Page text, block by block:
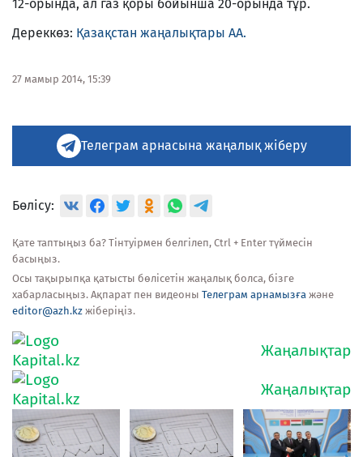
12-орында, ал газ қоры бойынша 20-орында тұр.
Дереккөз: Қазақстан жаңалықтары АА.
27 мамыр 2014, 15:39
Телеграм арнасына жаңалық жіберу
Бөлісу:
Қате таптыңыз ба? Тінтуірмен белгілеп, Ctrl + Enter түймесін
басыңыз.
Осы тақырыпқа қатысты бөлісетін жаңалық болса, бізге
хабарласыңыз. Ақпарат пен видеоны Телеграм арнамызға және
editor@azh.kz жіберіңіз.